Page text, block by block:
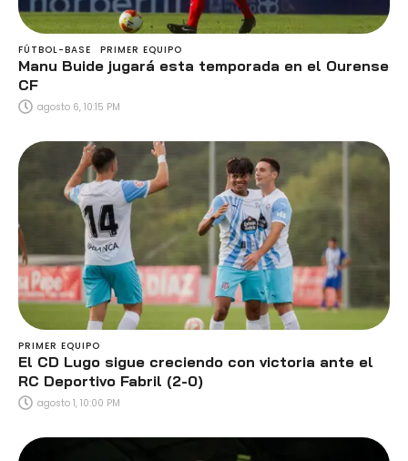
FÚTBOL-BASE PRIMER EQUIPO
Manu Buide jugará esta temporada en el Ourense
CF
agosto 6, 10:15 PM
PRIMER EQUIPO
El CD Lugo sigue creciendo con victoria ante el
RC Deportivo Fabril (2-0)
agosto 1, 10:00 PM